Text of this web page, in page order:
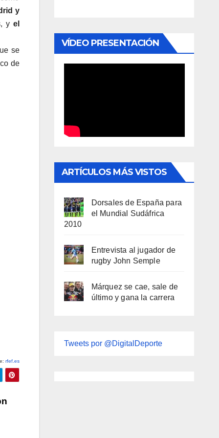
y
y el
se
de
rfef.es
VÍDEO PRESENTACIÓN
ARTÍCULOS MÁS VISTOS
Dorsales de España para
el Mundial Sudáfrica
2010
Entrevista al jugador de
rugby John Semple
Márquez se cae, sale de
último y gana la carrera
Tweets por @DigitalDeporte